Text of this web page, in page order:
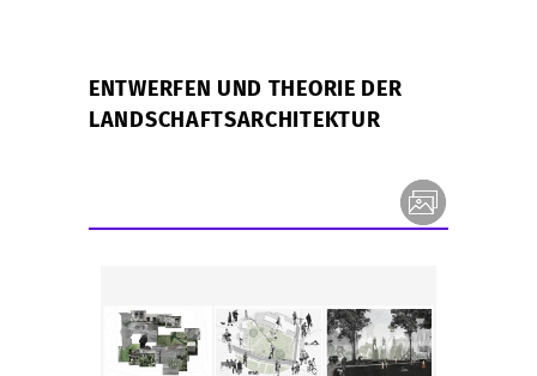
ENTWERFEN UND THEORIE DER
LANDSCHAFTSARCHITEKTUR